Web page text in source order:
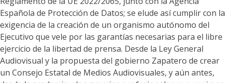
Española de Protección de Datos; se elude así cumplir con la
exigencia de la creación de un organismo autónomo del
Ejecutivo que vele por las garantías necesarias para el libre
ejercicio de la libertad de prensa. Desde la Ley General
Audiovisual y la propuesta del gobierno Zapatero de crear
un Consejo Estatal de Medios Audiovisuales, y aún antes,